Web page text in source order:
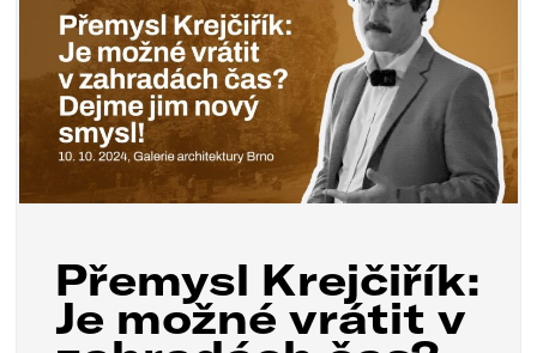
Přemysl Krejčiřík:
Je možné vrátit v